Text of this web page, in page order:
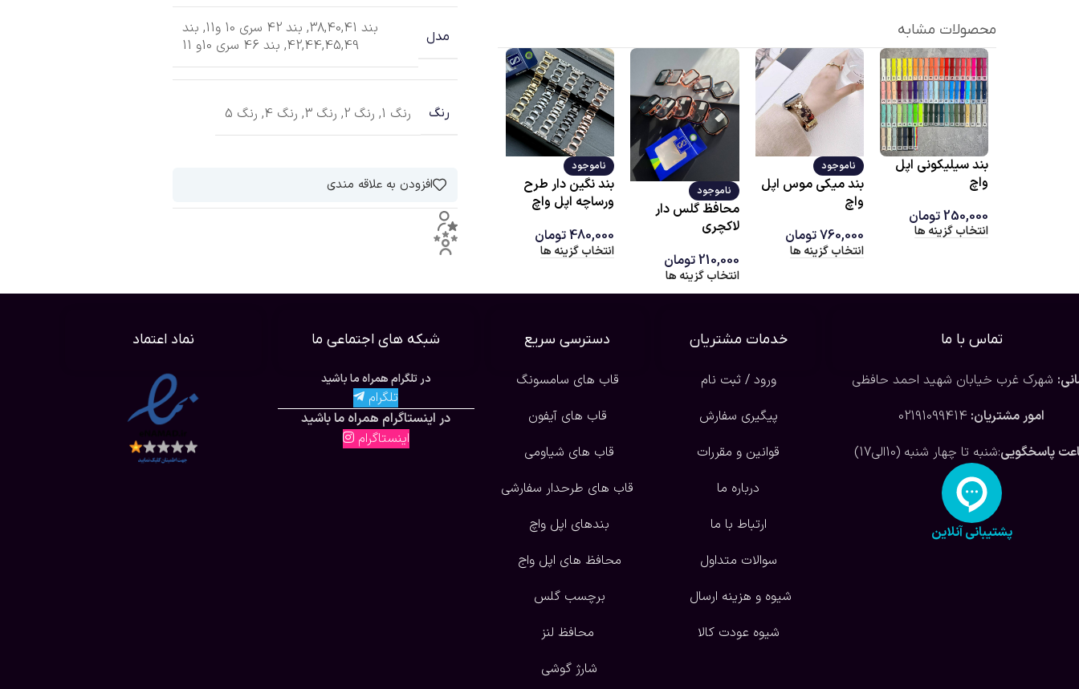
محصولات مشابه
بند سیلیکونی اپل
واچ
250,000تومان
انتخاب گزینه ها
ناموجود
بند میکی موس اپل
واچ
760,000تومان
انتخاب گزینه ها
ناموجود
محافظ گلس دار
لاکچری
210,000تومان
انتخاب گزینه ها
ناموجود
بند نگین دار طرح
ورساچه اپل واچ
480,000تومان
انتخاب گزینه ها
میلانس‌سگکدار اپل
985,000تومان
295,000تومان
انتخاب گزینه ها
430,000تومان
مدل بند 38,40,41 , بند 42 سری 10 و11 , بند
42,44,45,49
, بند 46 سری 10و 11
رنگ رنگ 1 , رنگ 2 , رنگ 3 , رنگ 4 , رنگ 5
افزودن به علاقه مندی
تماس با ما
شهرک غرب خیابان شهید احمد حافظی
امور مشتریان: 02191099414
پاسخگویی:شنبه تا چهار شنبه (10الی17)
پشتیبانی آنلاین
خدمات مشتریان
ورود / ثبت نام
پیگیری سفارش
قوانین و مقررات
درباره ما
ارتباط با ما
سوالات متداول
شیوه و هزینه ارسال
شیوه عودت کالا
دسترسی سریع
قاب های سامسونگ
قاب های آیفون
قاب های شیاومی
قاب های طرحدار سفارشی
بندهای اپل واچ
محافظ های اپل واج
برچسب گلس
محافظ لنز
شارژ گوشی
شبکه های اجتماعی ما
در تلگرام همراه ما باشید
تلگرام
در اینستاگرام همراه ما باشید
اینستاگرام
نماد اعتماد